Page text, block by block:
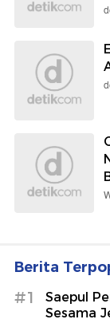
Berita
#1
Saepul
Sesama